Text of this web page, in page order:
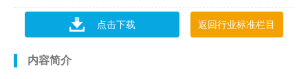
点击下载 返回行业标准栏目
内容简介